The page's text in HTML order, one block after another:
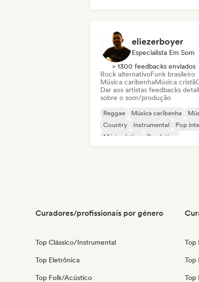
eliezerboyer
Especialista Em Som
> 1300 feedbacks enviados
Rock alternativoFunk brasileiro
Música caribenhaMúsica cristã
Dar aos artistas feedbacks
sobre o som/produção
Reggae Música caribenha
Country
Instrumental
Pop
Música latina
Pop latino
Curadores/profissionais por género
Top Clássico/Instrumental
Top Eletrônica
Top Folk/Acústico
Top
Top
Top